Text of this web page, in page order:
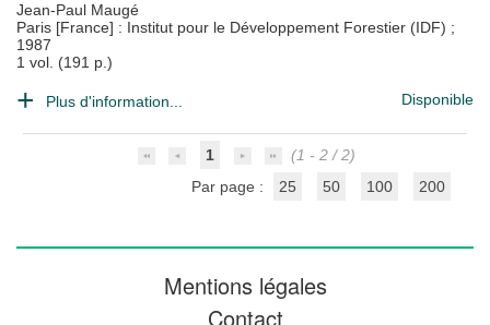
Jean-Paul Maugé
Paris [France] : Institut pour le Développement Forestier (IDF) ;
1987
1 vol. (191 p.)
Plus d'information... Disponible
1
(1 - 2 / 2)
Par page :
25 50 100 200
Mentions légales
Contact